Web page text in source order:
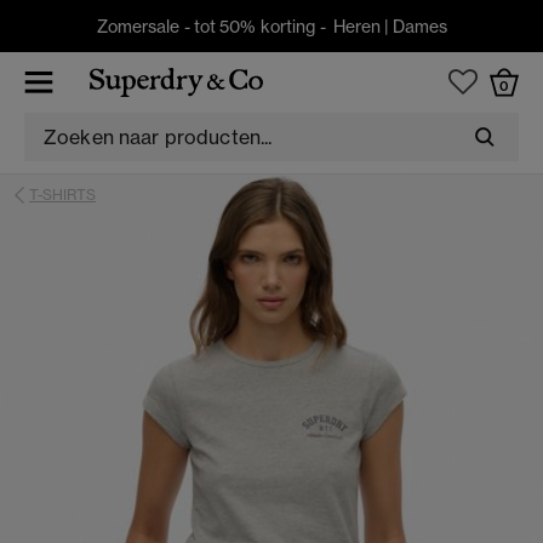
Zomersale - tot 50% korting - Heren | Dames
0
T-SHIRTS